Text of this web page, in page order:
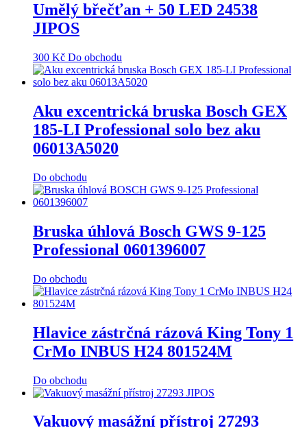
Umělý břečťan + 50 LED 24538
JIPOS
300 Kč Do obchodu
Aku excentrická bruska Bosch GEX
185-LI Professional solo bez aku
06013A5020
Do obchodu
Bruska úhlová Bosch GWS 9-125
Professional 0601396007
Do obchodu
Hlavice zástrčná rázová King Tony 1
CrMo INBUS H24 801524M
Do obchodu
Vakuový masážní přístroj 27293